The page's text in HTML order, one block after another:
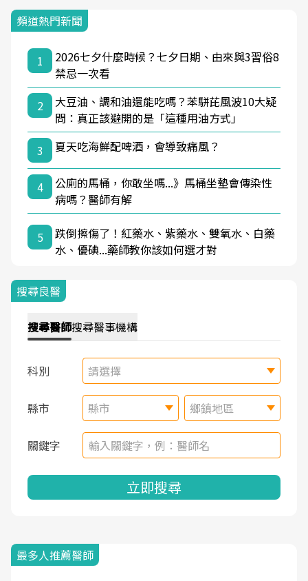
頻道熱門新聞
1
2026七夕什麼時候？七夕日期、由來與3習俗8
禁忌一次看
2
大豆油、調和油還能吃嗎？苯駢芘風波10大疑
問：真正該避開的是「這種用油方式」
3
夏天吃海鮮配啤酒，會導致痛風？
4
公廁的馬桶，你敢坐嗎...》馬桶坐墊會傳染性
病嗎？醫師有解
5
跌倒擦傷了！紅藥水、紫藥水、雙氧水、白藥
水、優碘...藥師教你該如何選才對
搜尋良醫
搜尋醫師搜尋醫事機構
科別 請選擇
縣市 縣市 鄉鎮地區
關鍵字
立即搜尋
最多人推薦醫師